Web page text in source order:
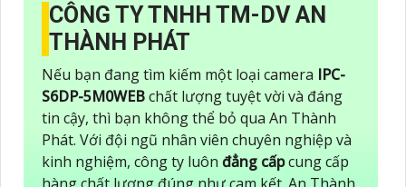
CÔNG TY TNHH TM-DV AN
THÀNH PHÁT
Nếu bạn đang tìm kiếm một loại camera IPC-
S6DP-5M0WEBchất lượng tuyệt vời và đáng
tin cậy, thì bạn không thể bỏ qua An Thành
Phát. Với đội ngũ nhân viên chuyên nghiệp và
kinh nghiệm, công ty luôn đẳng cấpcung cấp